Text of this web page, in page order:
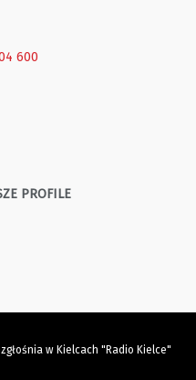
600
PROFILE
w Kielcach "Radio Kielce"